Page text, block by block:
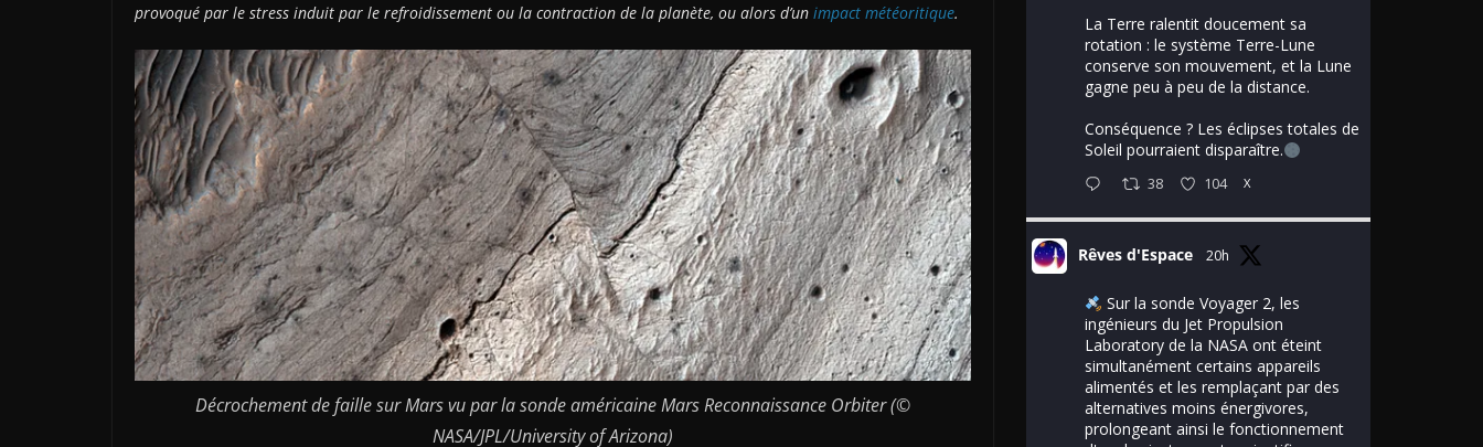
provoqué par le stress induit par le refroidissement ou la contraction de la planète, ou alors d’un impact météoritique.
Décrochement de faille sur Mars vu par la sonde américaine Mars Reconnaissance Orbiter (©
NASA/JPL/University of Arizona)
La Terre ralentit doucement sa
rotation : le système Terre-Lune
conserve son mouvement, et la Lune
gagne peu à peu de la distance.
Conséquence ? Les éclipses totales de
Soleil pourraient disparaître.
38 104 X
Rêves d'Espace 20h
Sur la sonde Voyager 2, les
ingénieurs du Jet Propulsion
Laboratory de la NASA ont éteint
simultanément certains appareils
alimentés et les remplaçant par des
alternatives moins énergivores,
prolongeant ainsi le fonctionnement